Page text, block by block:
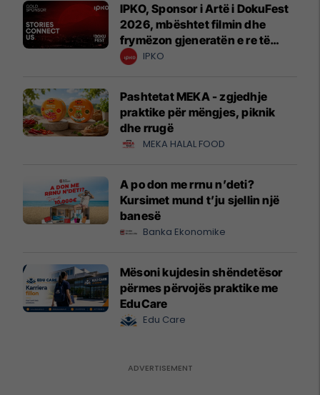
IPKO, Sponsor i Artë i DokuFest
2026, mbështet filmin dhe
frymëzon gjeneratën e re të
krijuesve
IPKO
Pashtetat MEKA - zgjedhje
praktike për mëngjes, piknik
dhe rrugë
MEKA HALAL FOOD
A po don me rrnu n’deti?
Kursimet mund t’ju sjellin një
banesë
Banka Ekonomike
Mësoni kujdesin shëndetësor
përmes përvojës praktike me
EduCare
Edu Care